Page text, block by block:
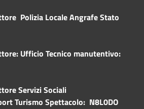
Polizia Locale Angrafe Stato
Ufficio Tecnico manutentivo:
Servizi Sociali
Turismo Spettacolo: N8L0DO